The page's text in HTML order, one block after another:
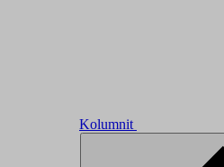
Kolumnit